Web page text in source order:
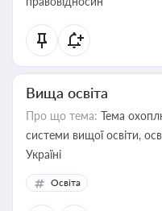
Вища освіта
Про що тема: Тема
системи вищої освіти,
Україні
Освіта